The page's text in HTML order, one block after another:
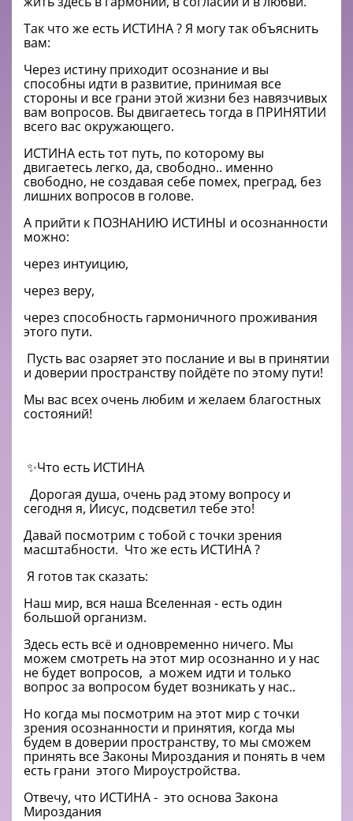
Так что же есть ИСТИНА ?Я могу так объяснить
вам:
Через истину приходит осознание и вы
способны идти в развитие, принимая все
стороны и все грани этой жизни без навязчивых
вам вопросов. Вы двигаетесь тогда в ПРИНЯТИИ
всего вас окружающего.
ИСТИНА есть тот путь, по которому вы
двигаетесь легко, да, свободно.. именно
свободно, не создавая себе помех, преград, без
лишних вопросов в голове.
А прийти к ПОЗНАНИЮ ИСТИНЫ и осознанности
можно:
через интуицию,
через веру,
через способность гармоничного проживания
этого пути.
Пусть вас озаряет это послание и вы в принятии
и доверии пространству пойдёте по этому пути!
Мы вас всех очень любим и желаем благостных
состояний!
✨Что есть ИСТИНА
Дорогая душа, очень рад этому вопросу и
сегодня я, Иисус, подсветил тебе это!
Давай посмотрим с тобой с точки зрения
масштабности. Что же есть ИСТИНА ?
Я готов так сказать:
Наш мир, вся наша Вселенная - есть один
большой организм.
Здесь есть всё и одновременно ничего. Мы
можем смотреть на этот мир осознанно и у нас
не будет вопросов, а можем идти и только
вопрос за вопросом будет возникать у нас..
Но когда мы посмотрим на этот мир с точки
зрения осознанности и принятия, когда мы
будем в доверии пространству, то мы сможем
принять все Законы Мироздания и понять в чем
есть грани этого Мироустройства.
Отвечу, что ИСТИНА - это основа Закона
Мироздания